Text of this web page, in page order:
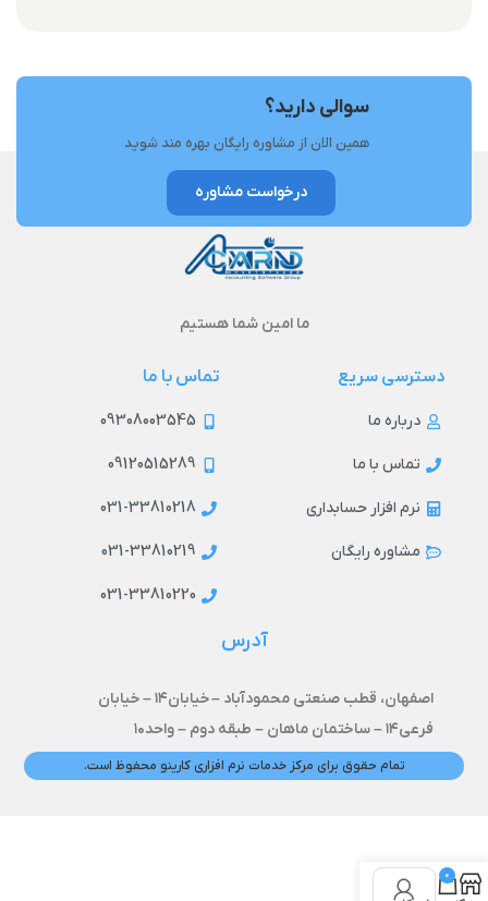
سوالی دارید؟
همین الان از مشاوره رایگان بهره مند شوید
درخواست مشاوره
ما امین شما هستیم
دسترسی سریع
درباره ما
تماس با ما
نرم افزار حسابداری
مشاوره رایگان
تماس با ما
09308003545
09120515289
031-33810218
031-33810219
031-33810220
آدرس
اصفهان، قطب صنعتی محمودآباد –خیابان۱۴ –
خیابان
فرعی۱۴ – ساختمان ماهان – طبقه دوم – واحد۱۰
تمام حقوق برای مرکز خدمات نرم افزاری کارینو محفوظ است.
0